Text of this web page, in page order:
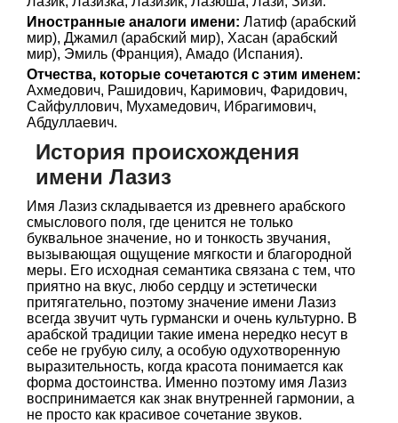
Иностранные аналоги имени: Латиф (арабский
мир), Джамил (арабский мир), Хасан (арабский
мир), Эмиль (Франция), Амадо (Испания).
Отчества, которые сочетаются с этим именем:
Ахмедович, Рашидович, Каримович, Фаридович,
Сайфуллович, Мухамедович, Ибрагимович,
Абдуллаевич.
История происхождения
имени Лазиз
Имя Лазиз складывается из древнего арабского
смыслового поля, где ценится не только
буквальное значение, но и тонкость звучания,
вызывающая ощущение мягкости и благородной
меры. Его исходная семантика связана с тем, что
приятно на вкус, любо сердцу и эстетически
притягательно, поэтому значение имени Лазиз
всегда звучит чуть гурмански и очень культурно. В
арабской традиции такие имена нередко несут в
себе не грубую силу, а особую одухотворенную
выразительность, когда красота понимается как
форма достоинства. Именно поэтому имя Лазиз
воспринимается как знак внутренней гармонии, а
не просто как красивое сочетание звуков.